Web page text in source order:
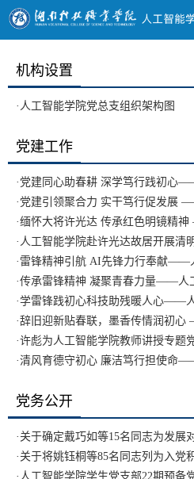
机构设置
· 人工智能学院党总支组织架构图
党建工作
· 党建同心助春耕 深学笃行践初心——人工智能学院学生党支部
· 党建引领聚合力 实干笃行促发展 —— 人工智能学院
·缅怀大将许光达 传承红色明镜精神 ——我院学生党支部开展清
· 人工智能学院赴许光达故居开展清
· 雷锋精神引航 AI先锋力行奉献——人工智能学院学生党支
·传承雷锋精神 凝聚青春力量——人工智能学院学生党
·学雷锋践初心科技助残暖人心——人工智能学院学生
·辞旧迎新贴春联，墨香传情润初心 ——人工智能学院学生党支部开展“迎
·许彪为人工智能学院教师讲授专题
·清风育德守初心 廉洁笃行担使命——人工智能学院学生党支部
党务公开
· 关于确定戴巧如等15名同志为发展
· 关于将姚钰桐等85名同志列为入党
· 人工智能学院学生党支部22期预备